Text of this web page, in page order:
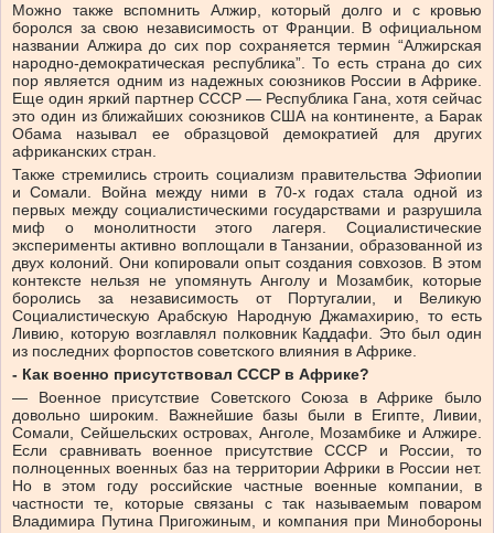
Можно также вспомнить Алжир, который долго и с кровью
боролся за свою независимость от Франции. В официальном
названии Алжира до сих пор сохраняется термин “Алжирская
народно-демократическая республика”. То есть страна до сих
пор является одним из надежных союзников России в Африке.
Еще один яркий партнер СССР — Республика Гана, хотя сейчас
это один из ближайших союзников США на континенте, а Барак
Обама называл ее образцовой демократией для других
африканских стран.
Также стремились строить социализм правительства Эфиопии
и Сомали. Война между ними в 70-х годах стала одной из
первых между социалистическими государствами и разрушила
миф о монолитности этого лагеря. Социалистические
эксперименты активно воплощали в Танзании, образованной из
двух колоний. Они копировали опыт создания совхозов. В этом
контексте нельзя не упомянуть Анголу и Мозамбик, которые
боролись за независимость от Португалии, и Великую
Социалистическую Арабскую Народную Джамахирию, то есть
Ливию, которую возглавлял полковник Каддафи. Это был один
из последних форпостов советского влияния в Африке.
- Как военно присутствовал СССР в Африке?
— Военное присутствие Советского Союза в Африке было
довольно широким. Важнейшие базы были в Египте, Ливии,
Сомали, Сейшельских островах, Анголе, Мозамбике и Алжире.
Если сравнивать военное присутствие СССР и России, то
полноценных военных баз на территории Африки в России нет.
Но в этом году российские частные военные компании, в
частности те, которые связаны с так называемым поваром
Владимира Путина Пригожиным, и компания при Минобороны